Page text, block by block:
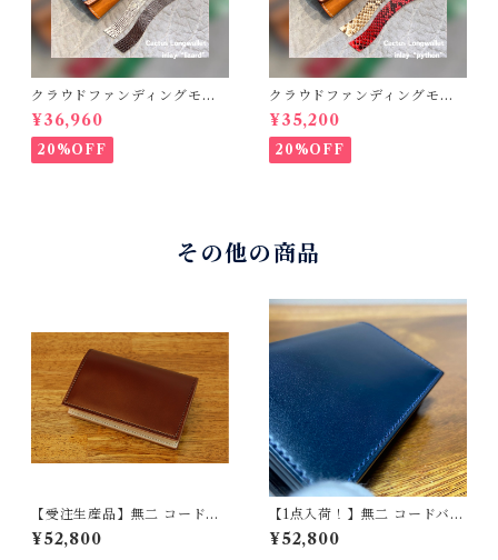
クラウドファンディングモデ
ル！Cactus・カクタス ロン
グウォレット（CWBL-03）
インレイ・リザード × イタリ
アンショルダーレザー コン
¥36,960
20%OFF
クラウドファンディングモデ
ル！Cactus・カクタス ロン
グウォレット（CWBL-03）
インレイ・パイソン × イタリ
アンショルダーレザー コン
¥35,200
20%OFF
その他の商品
【受注生産品】無二 コードバ
ン名刺入れ コードバン・顔
料ダークブラウン×ベージュ
¥52,800
【1点入荷！】無二 コードバン
名刺入れ オイルコードバン ネ
イビー×ブラック｜新喜皮革製
¥52,800